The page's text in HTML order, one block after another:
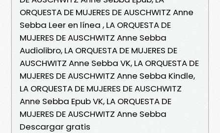
ORQUESTA DE MUJERES DE AUSCHWITZ Anne
Sebba Leer en línea , LA ORQUESTA DE
MUJERES DE AUSCHWITZ Anne Sebba
Audiolibro, LA ORQUESTA DE MUJERES DE
AUSCHWITZ Anne Sebba VK, LA ORQUESTA DE
MUJERES DE AUSCHWITZ Anne Sebba Kindle,
LA ORQUESTA DE MUJERES DE AUSCHWITZ
Anne Sebba Epub VK, LA ORQUESTA DE
MUJERES DE AUSCHWITZ Anne Sebba
Descargar gratis